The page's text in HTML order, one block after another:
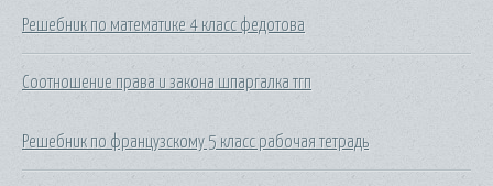
Решебник по математике 4 класс федотова
Соотношение права и закона шпаргалка тгп
Решебник по французскому 5 класс рабочая тетрадь